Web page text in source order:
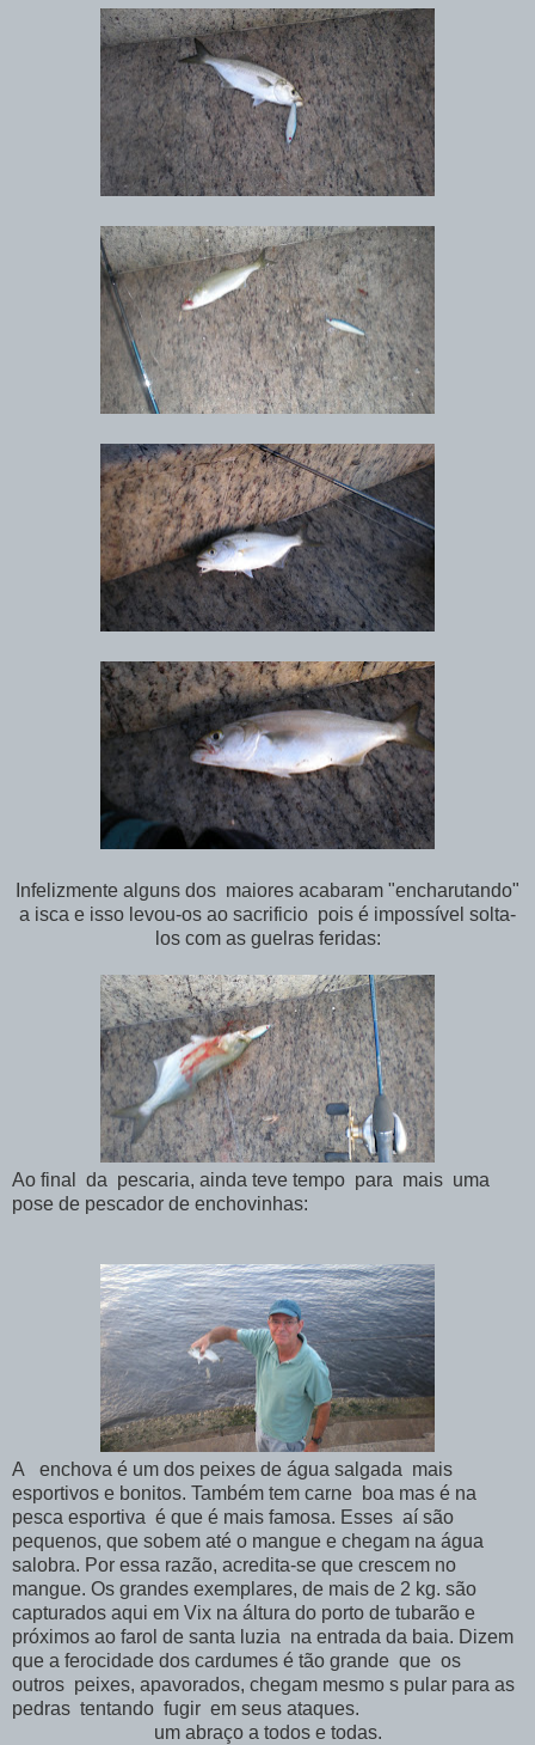
Infelizmente alguns dos maiores acabaram "encharutando"
a isca e isso levou-os ao sacrificio pois é impossível solta-
los com as guelras feridas:
Ao final da pescaria, ainda teve tempo para mais uma
pose de pescador de enchovinhas:
A enchova é um dos peixes de água salgada mais
esportivos e bonitos. Também tem carne boa mas é na
pesca esportiva é que é mais famosa. Esses aí são
pequenos, que sobem até o mangue e chegam na água
salobra. Por essa razão, acredita-se que crescem no
mangue. Os grandes exemplares, de mais de 2 kg. são
capturados aqui em Vix na áltura do porto de tubarão e
próximos ao farol de santa luzia na entrada da baia. Dizem
que a ferocidade dos cardumes é tão grande que os
outros peixes, apavorados, chegam mesmo s pular para as
pedras tentando fugir em seus ataques.
um abraço a todos e todas.